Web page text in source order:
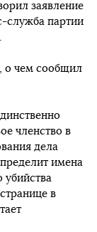
заявление
служба партии
.
о чем сообщил
членство в
дела
имена
убийства
в